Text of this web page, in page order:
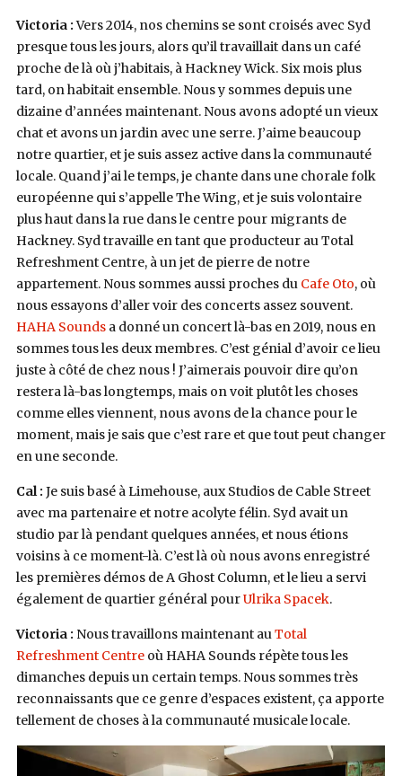
Victoria :Vers 2014, nos chemins se sont croisés avec Syd
presque tous les jours, alors qu’il travaillait dans un café
proche de là où j’habitais, à Hackney Wick. Six mois plus
tard, on habitait ensemble. Nous y sommes depuis une
dizaine d’années maintenant. Nous avons adopté un vieux
chat et avons un jardin avec une serre. J’aime beaucoup
notre quartier, et je suis assez active dans la communauté
locale. Quand j’ai le temps, je chante dans une chorale folk
européenne qui s’appelle The Wing, et je suis volontaire
plus haut dans la rue dans le centre pour migrants de
Hackney. Syd travaille en tant que producteur au Total
Refreshment Centre, à un jet de pierre de notre
appartement. Nous sommes aussi proches du Cafe Oto, où
nous essayons d’aller voir des concerts assez souvent.
HAHA Soundsa donné un concert là-bas en 2019, nous en
sommes tous les deux membres. C’est génial d’avoir ce lieu
juste à côté de chez nous ! J’aimerais pouvoir dire qu’on
restera là-bas longtemps, mais on voit plutôt les choses
comme elles viennent, nous avons de la chance pour le
moment, mais je sais que c’est rare et que tout peut changer
en une seconde.
Cal : Je suis basé à Limehouse, aux Studios de Cable Street
avec ma partenaire et notre acolyte félin. Syd avait un
studio par là pendant quelques années, et nous étions
voisins à ce moment-là. C’est là où nous avons enregistré
les premières démos de A Ghost Column, et le lieu a servi
également de quartier général pourUlrika Spacek.
Victoria : Nous travaillons maintenant auTotal
Refreshment Centreoù HAHA Sounds répète tous les
dimanches depuis un certain temps. Nous sommes très
reconnaissants que ce genre d’espaces existent, ça apporte
tellement de choses à la communauté musicale locale.